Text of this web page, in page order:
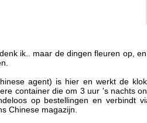
ik.. maar de dingen fleuren op,
agent) is hier en werkt de
container die om 3 uur 's nachts
op bestellingen en verbindt
Chinese magazijn.